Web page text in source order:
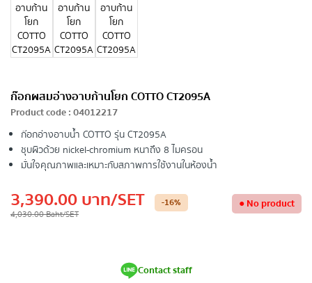
ก๊อกผสมอ่างอาบก้านโยก COTTO CT2095A
Product code:04012217
ก๊อกอ่างอาบน้ำ COTTO รุ่น CT2095A
ชุบผิวด้วย nickel-chromium หนาถึง 8 ไมครอน
มั่นใจคุณภาพและเหมาะกับสภาพการใช้งานในห้องน้ำ
3,390.00บาท/SET
4,030.00Baht/SET
-16% ●No product
Contact staff